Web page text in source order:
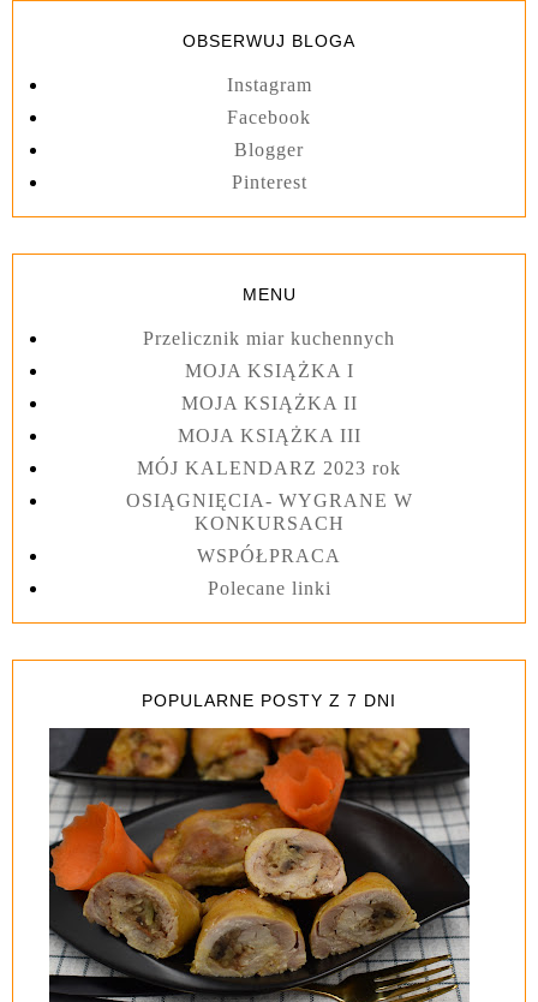
OBSERWUJ BLOGA
Instagram
Facebook
Blogger
Pinterest
MENU
Przelicznik miar kuchennych
MOJA KSIĄŻKA I
MOJA KSIĄŻKA II
MOJA KSIĄŻKA III
MÓJ KALENDARZ 2023 rok
OSIĄGNIĘCIA- WYGRANE W
KONKURSACH
WSPÓŁPRACA
Polecane linki
POPULARNE POSTY Z 7 DNI